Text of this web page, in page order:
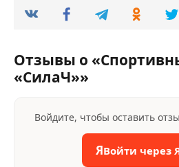
Отзывы о
«СилаЧ»»
Войдите, чтобы оставить
ЯВойти через